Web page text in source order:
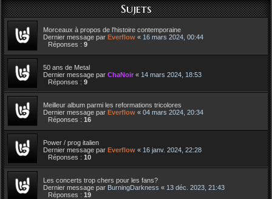
Sujets
Morceaux à propos de l'histoire contemporaine
Dernier message par Everflow « 16 mars 2024, 00:44
Réponses : 9
50 ans de Metal
Dernier message par ChaNoir « 14 mars 2024, 18:53
Réponses : 9
Meilleur album parmi les reformations tricolores
Dernier message par Everflow « 04 mars 2024, 20:34
Réponses : 16
Power / prog italien
Dernier message par Everflow « 16 janv. 2024, 22:28
Réponses : 10
Les concerts trop chers pour les fans?
Dernier message par BurningDarkness « 13 déc. 2023, 21:43
Réponses : 19